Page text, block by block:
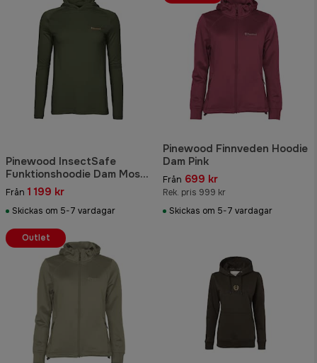
Pinewood InsectSafe
Funktionshoodie Dam Moss
Green
Från 1 199 kr
Skickas om 5-7 vardagar
Pinewood Finnveden Hoodie
Dam Pink
Från 699 kr
Rek. pris 999 kr
Skickas om 5-7 vardagar
Outlet